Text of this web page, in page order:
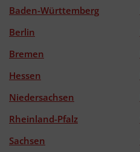
Baden-Württemberg
Berlin
Bremen
Hessen
Niedersachsen
Rheinland-Pfalz
Sachsen